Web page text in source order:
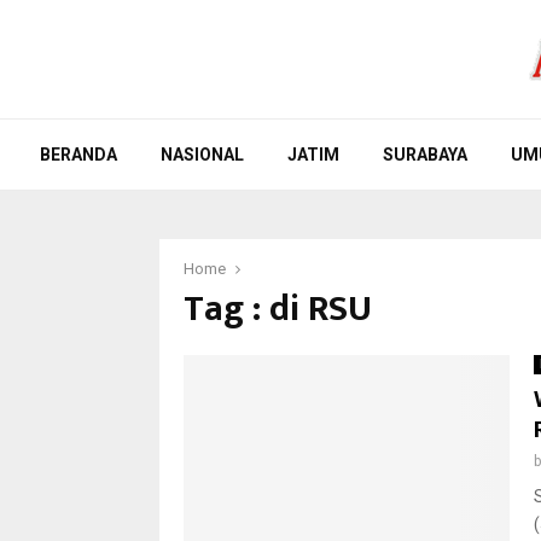
BERANDA NASIONAL JATIM SURABAYA
Home
Tag : di RSU